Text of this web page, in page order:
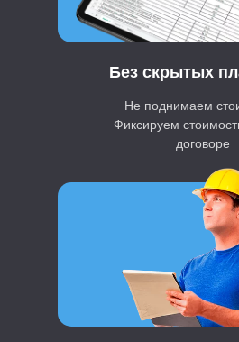
Без скрытых
Не поднимаем
Фиксируем
договоре